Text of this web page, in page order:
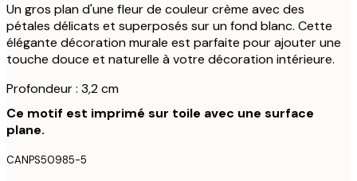
Un gros plan d'une fleur de couleur crème avec des
pétales délicats et superposés sur un fond blanc. Cette
élégante décoration murale est parfaite pour ajouter une
touche douce et naturelle à votre décoration intérieure.
Profondeur : 3,2 cm
Ce motif est imprimé sur toile avec une surface
plane.
CANPS50985-5